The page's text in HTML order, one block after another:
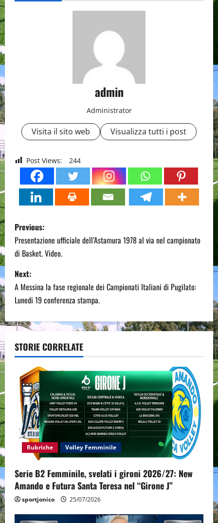
admin
Administrator
Visita il sito web Visualizza tutti i post
Post Views: 244
P
o
s
t
n
a
v
g
a
t
o
n
Previous:
Presentazione ufficiale dell’Astamura 1978 al via nel campionato
di Basket. Video.
Next:
A Messina la fase regionale dei Campionati Italiani di Pugilato:
Lunedi 19 conferenza stampa.
STORIE CORRELATE
Rubriche Volley Femminile
Serie B2 Femminile, svelati i gironi 2026/27: New
Amando e Futura Santa Teresa nel “Girone J”
sportjonico 25/07/2026